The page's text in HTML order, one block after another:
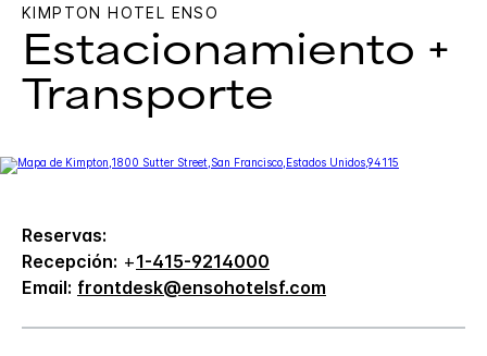
KIMPTON HOTEL ENSO
Estacionamiento +
Transporte
Reservas:
Recepción: +1-415-9214000
Email: frontdesk@ensohotelsf.com